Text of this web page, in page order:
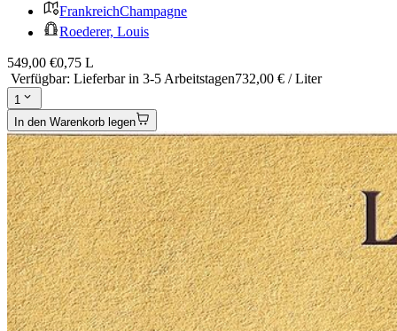
FrankreichChampagne
Roederer, Louis
549,00 €0,75 L
Verfügbar: Lieferbar in 3-5 Arbeitstagen732,00 € / Liter
1
In den Warenkorb legen